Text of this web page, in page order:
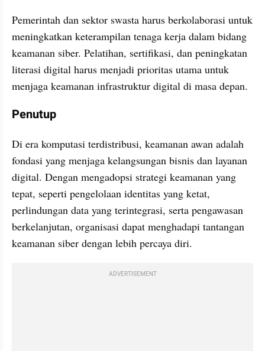
Pemerintah dan sektor swasta harus berkolaborasi untuk
meningkatkan keterampilan tenaga kerja dalam bidang
keamanan siber. Pelatihan, sertifikasi, dan peningkatan
literasi digital harus menjadi prioritas utama untuk
menjaga keamanan infrastruktur digital di masa depan.
Penutup
Di era komputasi terdistribusi, keamanan awan adalah
fondasi yang menjaga kelangsungan bisnis dan layanan
digital. Dengan mengadopsi strategi keamanan yang
tepat, seperti pengelolaan identitas yang ketat,
perlindungan data yang terintegrasi, serta pengawasan
berkelanjutan, organisasi dapat menghadapi tantangan
keamanan siber dengan lebih percaya diri.
ADVERTISEMENT